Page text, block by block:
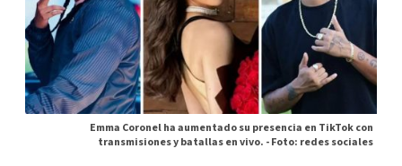
Emma Coronel ha aumentado su presencia en TikTok con
transmisiones y batallas en vivo. -Foto: redes sociales